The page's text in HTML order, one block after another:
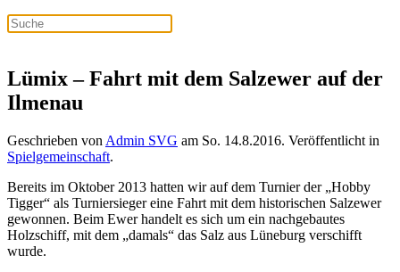
Lümix – Fahrt mit dem Salzewer auf der
Ilmenau
Geschrieben von Admin SVG am So. 14.8.2016. Veröffentlicht in
Spielgemeinschaft.
Bereits im Oktober 2013 hatten wir auf dem Turnier der „Hobby
Tigger“ als Turniersieger eine Fahrt mit dem historischen Salzewer
gewonnen. Beim Ewer handelt es sich um ein nachgebautes
Holzschiff, mit dem „damals“ das Salz aus Lüneburg verschifft
wurde.